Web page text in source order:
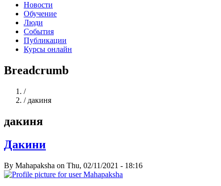
Новости
Обучение
Люди
События
Публикации
Курсы онлайн
Breadcrumb
/Home
/ дакиня
дакиня
Дакини
By Mahapaksha on Thu, 02/11/2021 - 18:16